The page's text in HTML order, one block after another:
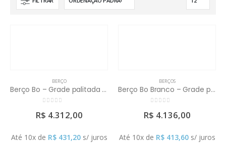
BERÇO
Berço Bo – Grade palitada (Colchão Vendido Separadamente)
R$ 4.312,00
Até 10x de R$431,20 s/ juros
BERÇOS
Berço Bo Branco – Grade palha (Colchão Vendido Separadamente)
R$ 4.136,00
Até 10x de R$413,60 s/ juros